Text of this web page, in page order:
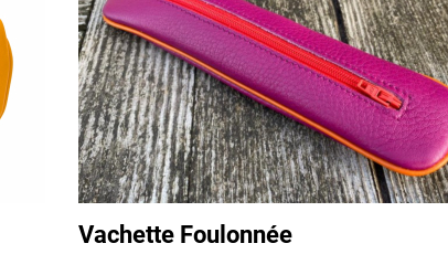
Vachette Foulonnée